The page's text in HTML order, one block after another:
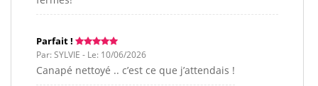
Parfait !
Par: SYLVIE - Le: 10/06/2026
Canapé nettoyé .. c’est ce que j’attendais !